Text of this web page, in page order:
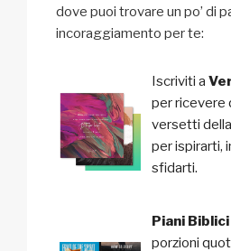
dove puoi trovare un po’ di
incoraggiamento per te:
Iscriviti a
per ricevere
versetti
per ispirarti,
sfidarti.
Piani Biblici
porzioni